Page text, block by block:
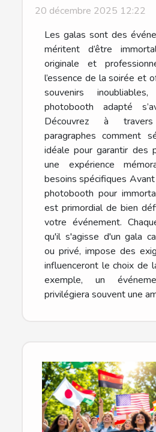
20 décembre 2025 12:22
Les galas sont des
méritent d’être
originale et
l’essence de la soirée et
souvenirs
photobooth adapté
Découvrez à
paragraphes comment
idéale pour garantir des
une expérience
besoins spécifiques
photobooth pour
est primordial de bien
votre événement.
qu'il s'agisse d'un gala
ou privé, impose des
influenceront le choix de
exemple, un
privilégiera souvent une